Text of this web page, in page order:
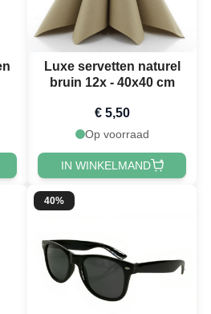
Luxe servetten naturel
bruin 12x - 40x40 cm
€ 5,50
Op voorraad
IN WINKELMAND
40%